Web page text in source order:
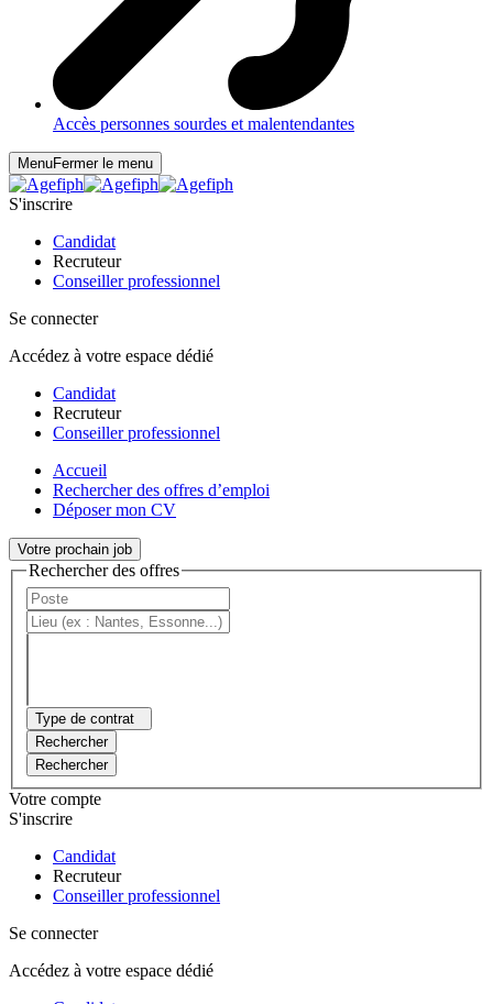
Accès personnes sourdes et malentendantes
MenuFermer le menu
S'inscrire
Candidat
Recruteur
Conseiller professionnel
Se connecter
Accédez à votre espace dédié
Candidat
Recruteur
Conseiller professionnel
Accueil
Rechercher des offres d’emploi
Déposer mon CV
Votre prochain job
Rechercher des offres
Type de contrat
Rechercher
Rechercher
Votre compte
S'inscrire
Candidat
Recruteur
Conseiller professionnel
Se connecter
Accédez à votre espace dédié